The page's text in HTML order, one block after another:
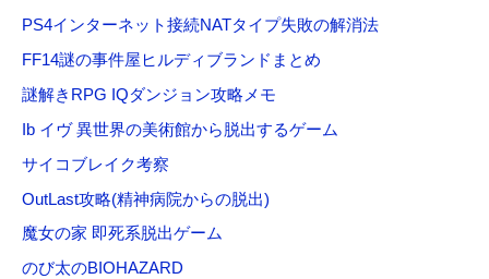
PS4インターネット接続NATタイプ失敗の解消法
FF14謎の事件屋ヒルディブランドまとめ
謎解きRPG IQダンジョン攻略メモ
Ib イヴ 異世界の美術館から脱出するゲーム
サイコブレイク考察
OutLast攻略(精神病院からの脱出)
魔女の家 即死系脱出ゲーム
のび太のBIOHAZARD